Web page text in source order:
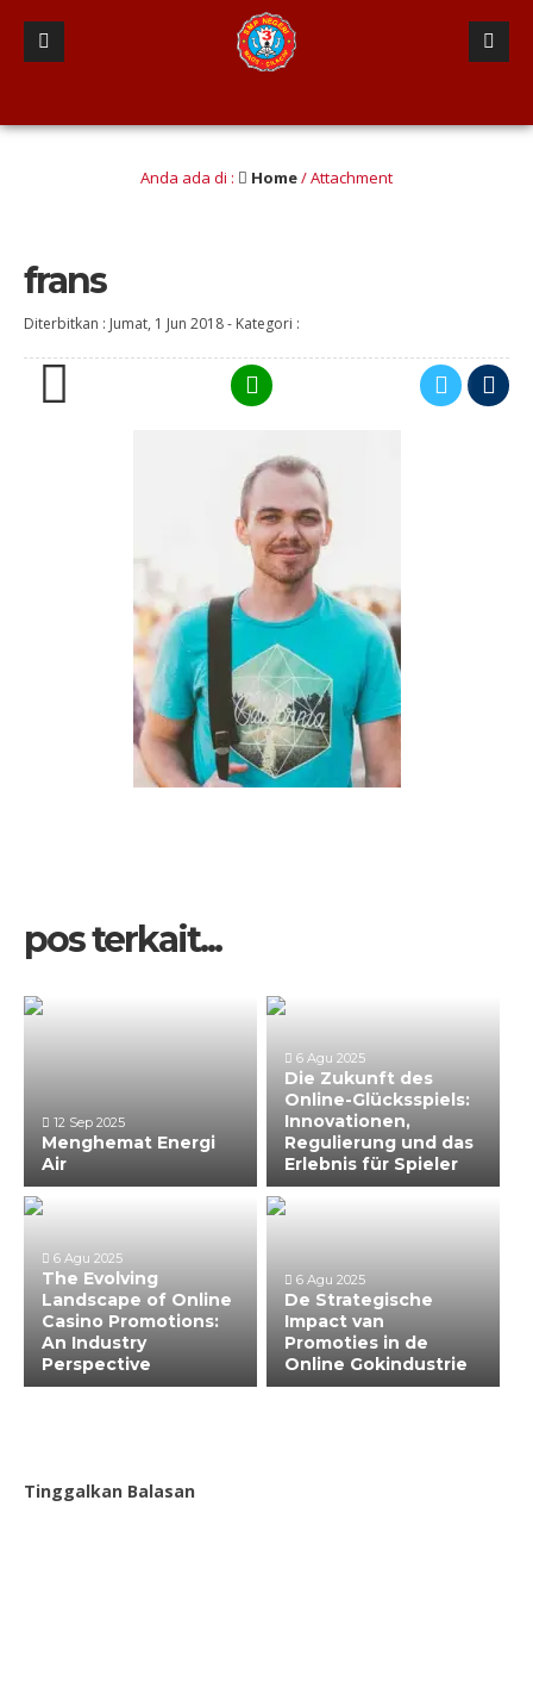
Anda ada di : Home/ Attachment
frans
Diterbitkan : Jumat, 1 Jun 2018- Kategori :
pos terkait...
12 Sep 2025
Menghemat Energi
Air
6 Agu 2025
Die Zukunft des
Online-Glücksspiels:
Innovationen,
Regulierung und das
Erlebnis für Spieler
6 Agu 2025
The Evolving
Landscape of Online
Casino Promotions:
An Industry
Perspective
6 Agu 2025
De Strategische
Impact van
Promoties in de
Online Gokindustrie
Tinggalkan Balasan